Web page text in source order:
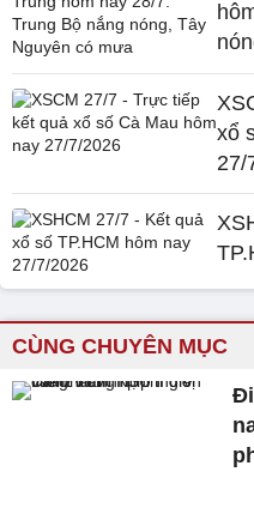
xổ
27/
CÙNG CHUYÊN MỤC